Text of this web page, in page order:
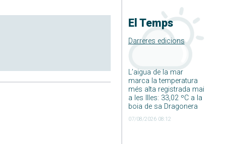
El Temps
Darreres edicions
L’aigua de la mar
marca la temperatura
més alta registrada mai
a les Illes: 33,02 ºC a la
boia de sa Dragonera
07/08/2026 08:12